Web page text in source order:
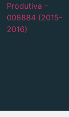
Produtiva –
008884 (2015-
2016)